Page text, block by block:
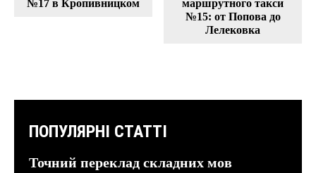
№17 в Кропивницком
маршрутного такси
№15: от Попова до
Лелековка
ПОПУЛЯРНІ СТАТТІ
Точний переклад складних мов